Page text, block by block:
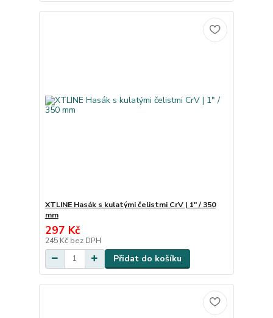
XTLINE Hasák s kulatými čelistmi CrV | 1" / 350
mm
297 Kč
245 Kč bez DPH
Přidat do košíku